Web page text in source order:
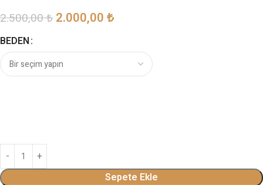
2.500,00₺ 2.000,00₺
BEDEN
Sepete Ekle